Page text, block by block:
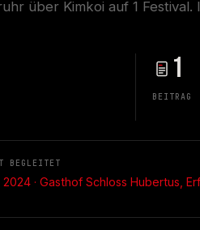
über Kimkoi auf 1
1
BEITRAG
BEGLEITET
2024 · Gasthof Schloss Hubertus,